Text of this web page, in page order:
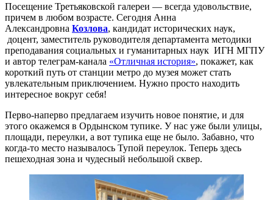
Посещение Третьяковской галереи — всегда удовольствие,
причем в любом возрасте. Сегодня Анна
Александровна Козлова, кандидат исторических наук,
доцент, заместитель руководителя департамента методики
преподавания социальных и гуманитарных наук ИГН МГПУ
и автор телеграм-канала «Отличная история», покажет, как
короткий путь от станции метро до музея может стать
увлекательным приключением. Нужно просто находить
интересное вокруг себя!
Перво-наперво предлагаем изучить новое понятие, и для
этого окажемся в Ордынском тупике. У нас уже были улицы,
площади, переулки, а вот тупика еще не было. Забавно, что
когда-то место называлось Тупой переулок. Теперь здесь
пешеходная зона и чудесный небольшой сквер.